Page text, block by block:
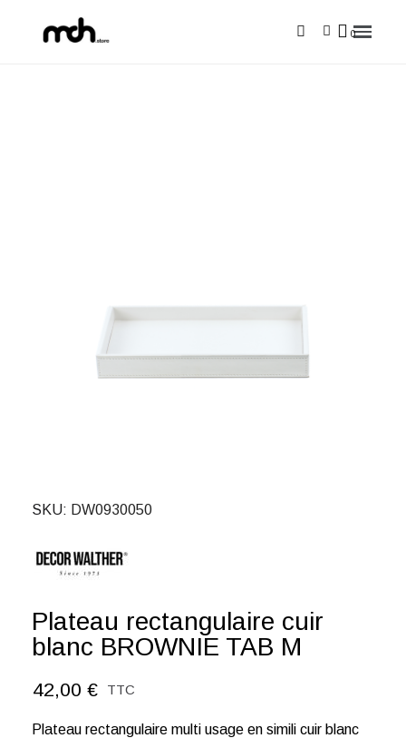
SKU DW0930050
Plateau rectangulaire cuir
blanc BROWNIE TAB M
42,00 € TTC
Plateau rectangulaire multi usage en simili cuir blanc